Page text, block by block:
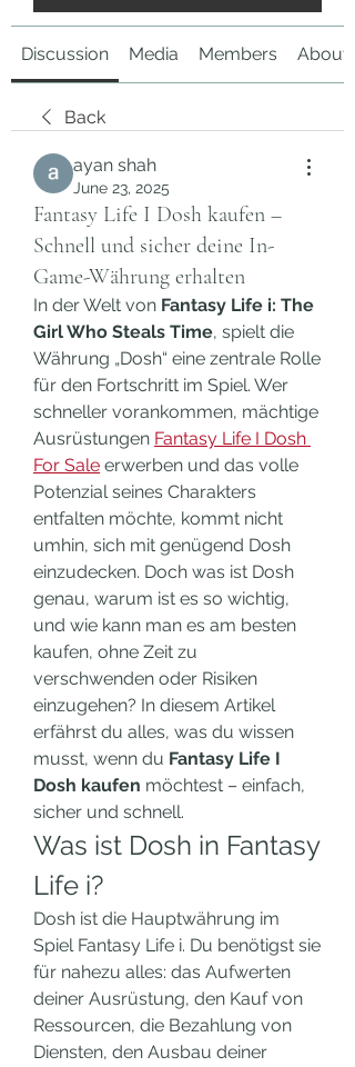
Discussion Media Members About
Back
ayan shah
June 23, 2025
Fantasy Life I Dosh kaufen –
Schnell und sicher deine In-
Game-Währung erhalten
In der Welt von Fantasy Life i: The
Girl Who Steals Time, spielt die
Währung „Dosh“ eine zentrale Rolle
für den Fortschritt im Spiel. Wer
schneller vorankommen, mächtige
Ausrüstungen Fantasy Life I Dosh
For Sale erwerben und das volle
Potenzial seines Charakters
entfalten möchte, kommt nicht
umhin, sich mit genügend Dosh
einzudecken. Doch was ist Dosh
genau, warum ist es so wichtig,
und wie kann man es am besten
kaufen, ohne Zeit zu
verschwenden oder Risiken
einzugehen? In diesem Artikel
erfährst du alles, was du wissen
musst, wenn du Fantasy Life I
Dosh kaufen möchtest – einfach,
sicher und schnell.
Was ist Dosh in Fantasy
Life i?
Dosh ist die Hauptwährung im
Spiel Fantasy Life i. Du benötigst sie
für nahezu alles: das Aufwerten
deiner Ausrüstung, den Kauf von
Ressourcen, die Bezahlung von
Diensten, den Ausbau deiner